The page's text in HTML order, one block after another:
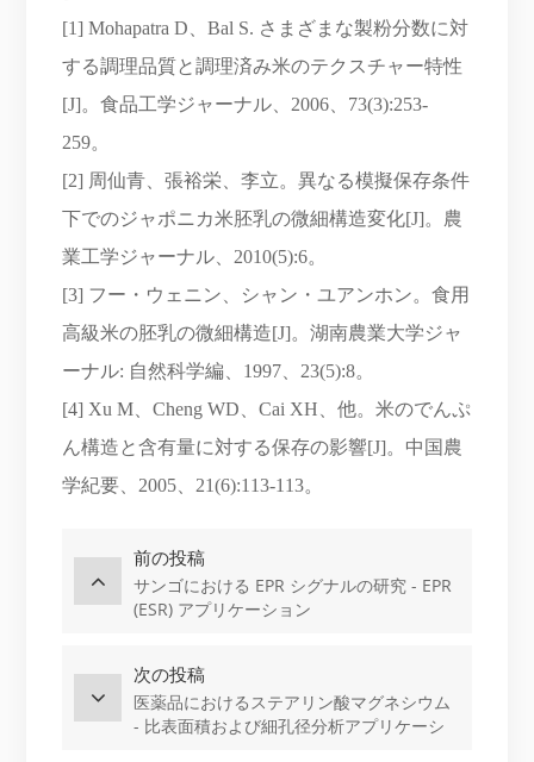
[1] Mohapatra D、Bal S. さまざまな製粉分数に対
する調理品質と調理済み米のテクスチャー特性
[J]。食品工学ジャーナル、2006、73(3):253-
259。
[2] 周仙青、張裕栄、李立。異なる模擬保存条件
下でのジャポニカ米胚乳の微細構造変化[J]。農
業工学ジャーナル、2010(5):6。
[3] フー・ウェニン、シャン・ユアンホン。食用
高級米の胚乳の微細構造[J]。湖南農業大学ジャ
ーナル: 自然科学編、1997、23(5):8。
[4] Xu M、Cheng WD、Cai XH、他。米のでんぷ
ん構造と含有量に対する保存の影響[J]。中国農
学紀要、2005、21(6):113-113。
前の投稿
サンゴにおける EPR シグナルの研究 - EPR
(ESR) アプリケーション
次の投稿
医薬品におけるステアリン酸マグネシウム
- 比表面積および細孔径分析アプリケーシ